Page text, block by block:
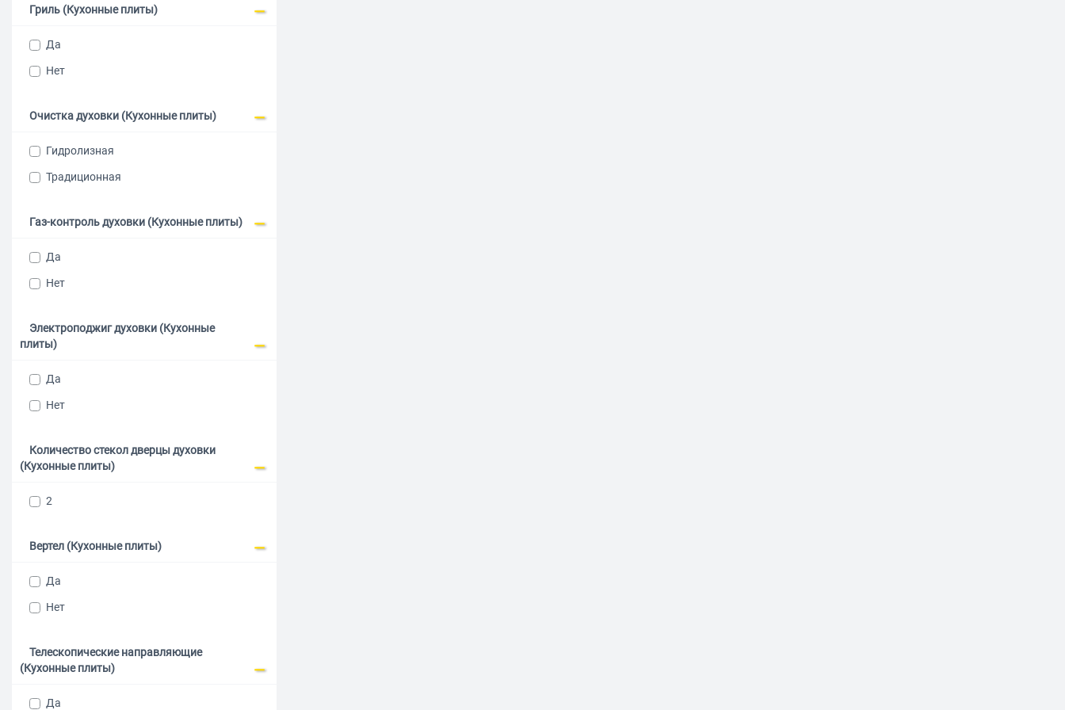
Гриль (Кухонные плиты)
Да
Нет
Очистка духовки (Кухонные плиты)
Гидролизная
Традиционная
Газ-контроль духовки (Кухонные плиты)
Да
Нет
Электроподжиг духовки (Кухонные
плиты)
Да
Нет
Количество стекол дверцы духовки
(Кухонные плиты)
2
Вертел (Кухонные плиты)
Да
Нет
Телескопические направляющие
(Кухонные плиты)
Да